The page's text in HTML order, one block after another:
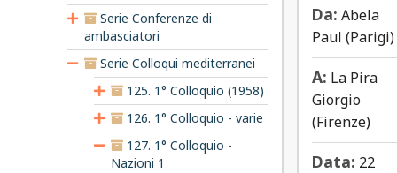
Serie Conferenze di
ambasciatori
Serie Colloqui mediterranei
125. 1° Colloquio (1958)
126. 1° Colloquio - varie
127. 1° Colloquio -
Nazioni 1
Da: Abela
Paul (Parigi)
A: La Pira
Giorgio
(Firenze)
Data: 22